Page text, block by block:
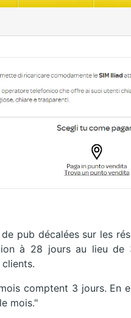
pub décalées sur les
à 28 jours au lieu de
clients.
comptent 3 jours.
mois."